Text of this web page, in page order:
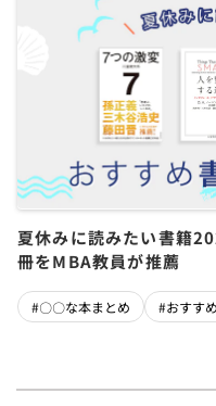
夏休みに読みたい書籍
冊をMBA教員が推薦
#〇〇な本まとめ #おすす